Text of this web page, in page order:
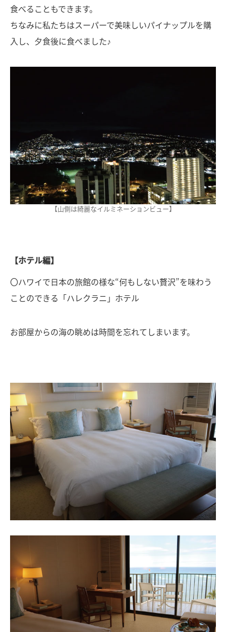
食べることもできます。
ちなみに私たちはスーパーで美味しいパイナップルを購
入し、夕食後に食べました♪
【山側は綺麗なイルミネーションビュー】
【ホテル編】
〇ハワイで日本の旅館の様な“何もしない贅沢”を味わう
ことのできる「ハレクラニ」ホテル
お部屋からの海の眺めは時間を忘れてしまいます。